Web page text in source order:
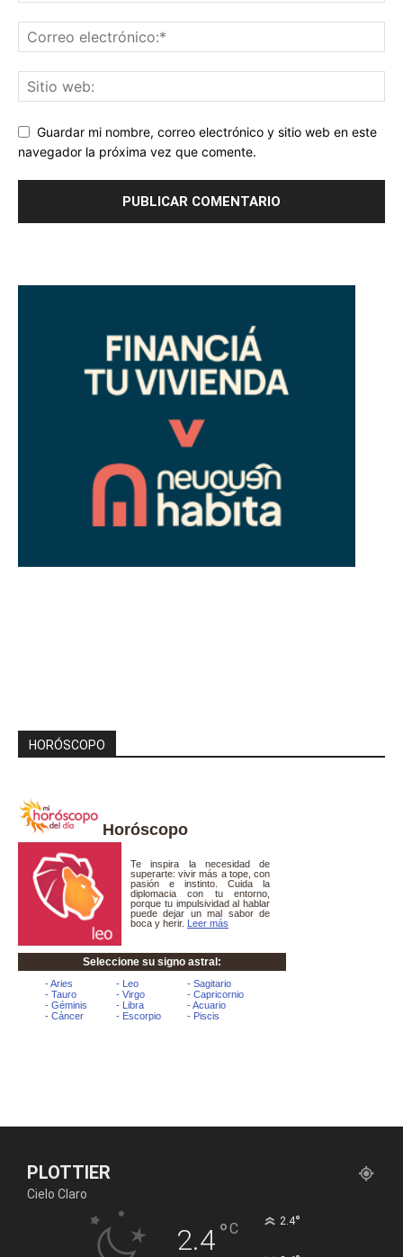
Guardar mi nombre, correo electrónico y sitio web en este
navegador la próxima vez que comente.
HORÓSCOPO
Horóscopo
PLOTTIER
Cielo Claro
2.4°C 2.4°